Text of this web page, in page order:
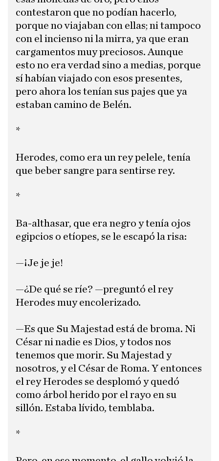
contestaron que no podían hacerlo,
porque no viajaban con ellas; ni tampoco
con el incienso ni la mirra, ya que eran
cargamentos muy preciosos. Aunque
esto no era verdad sino a medias, porque
sí habían viajado con esos presentes,
pero ahora los tenían sus pajes que ya
estaban camino de Belén.
*
Herodes, como era un rey pelele, tenía
que beber sangre para sentirse rey.
*
Ba-althasar, que era negro y tenía ojos
egipcios o etíopes, se le escapó la risa:
—¡Je je je!
—¿De qué se ríe? —preguntó el rey
Herodes muy encolerizado.
—Es que Su Majestad está de broma. Ni
César ni nadie es Dios, y todos nos
tenemos que morir. Su Majestad y
nosotros, y el César de Roma. Y entonces
el rey Herodes se desplomó y quedó
como árbol herido por el rayo en su
sillón. Estaba lívido, temblaba.
*